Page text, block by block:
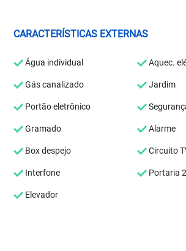
CARACTERÍSTICAS EXTERNAS
Água individual Aquec.
Gás canalizado Jardim
Portão eletrônico
Gramado Alarme
Box despejo Circuito
Interfone Portaria
Elevador